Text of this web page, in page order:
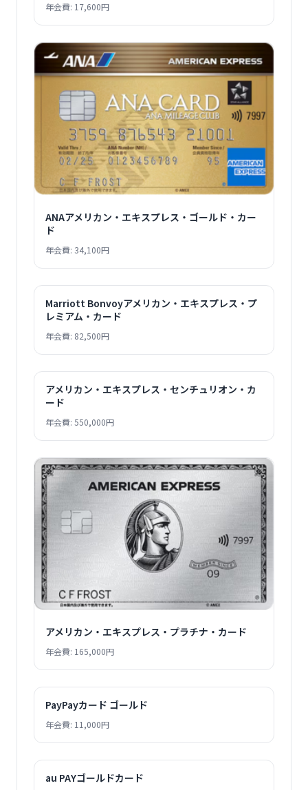
年会費: 17,600円
ANAアメリカン・エキスプレス・ゴールド・カー
ド
年会費: 34,100円
Marriott Bonvoyアメリカン・エキスプレス・プ
レミアム・カード
年会費: 82,500円
アメリカン・エキスプレス・センチュリオン・カ
ード
年会費: 550,000円
アメリカン・エキスプレス・プラチナ・カード
年会費: 165,000円
PayPayカード ゴールド
年会費: 11,000円
au PAYゴールドカード